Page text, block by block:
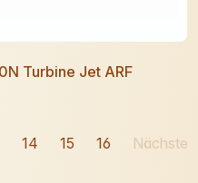
Turbine Jet ARF
14 15 16 Nächste